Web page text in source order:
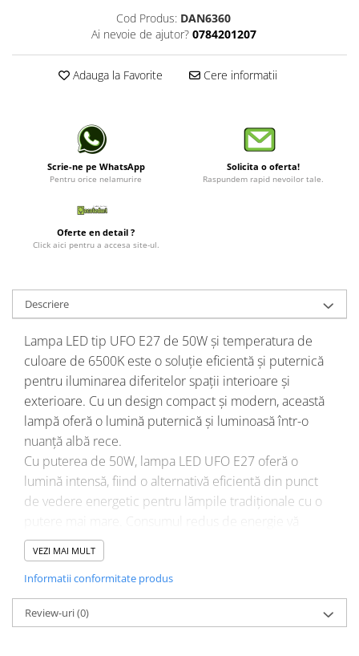
Cod Produs: DAN6360
Ai nevoie de ajutor? 0784201207
Adauga la Favorite Cere informatii
Scrie-ne pe WhatsApp
Pentru orice nelamurire
Solicita o oferta!
Raspundem rapid nevoilor tale.
Oferte en detail ?
Click aici pentru a accesa site-ul.
Descriere
Lampa LED tip UFO E27 de 50W și temperatura de
culoare de 6500K este o soluție eficientă și puternică
pentru iluminarea diferitelor spații interioare și
exterioare. Cu un design compact și modern, această
lampă oferă o lumină puternică și luminoasă într-o
nuanță albă rece.
Cu puterea de 50W, lampa LED UFO E27 oferă o
lumină intensă, fiind o alternativă eficientă din punct
de vedere energetic pentru lămpile tradiționale cu o
permite să economisiți costuri pe termen lung, fără a
compromite calitatea și luminozitatea iluminatului.
Temperatura de culoare de 6500K produce o lumină
albă rece, care este potrivită pentru spațiile în care se
dorește o iluminare clară și vibrantă. Aceasta este
VEZI MAI MULT
Informatii conformitate produs
Review-uri(0)